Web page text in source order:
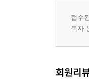
접수
독자
회원리